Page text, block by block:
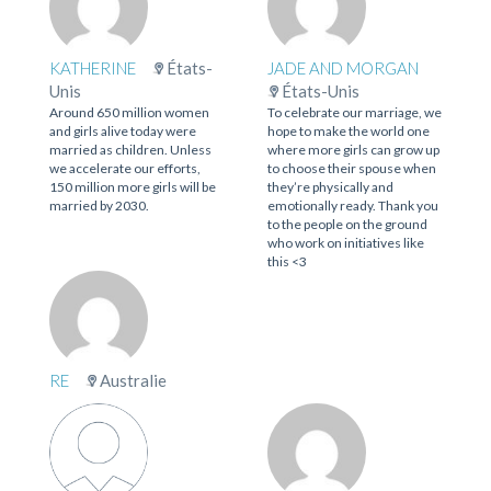
KATHERINE
États-
Unis
Around 650 million women
and girls alive today were
married as children. Unless
we accelerate our efforts,
150 million more girls will be
married by 2030.
JADE AND MORGAN
États-Unis
To celebrate our marriage, we
hope to make the world one
where more girls can grow up
to choose their spouse when
they’re physically and
emotionally ready. Thank you
to the people on the ground
who work on initiatives like
this <3
RE Australie